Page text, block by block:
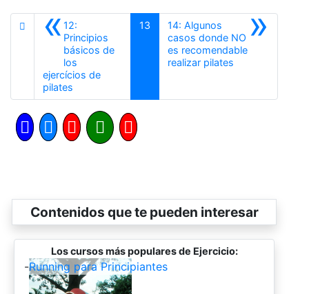
«12:
Principios
básicos de
los
ejercícios de
pilates
13 »
14: Algunos
casos donde NO
es recomendable
realizar pilatesSiguiente
Contenidos que te pueden interesar
Los cursos más populares de Ejercicio:
-Running para Principiantes